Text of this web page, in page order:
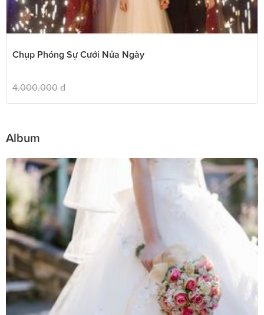
Chụp Phóng Sự Cưới Nửa Ngày
4.000.000 đ
Album